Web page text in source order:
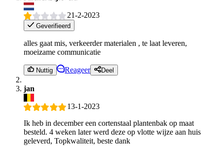
21-2-2023
Geverifieerd
alles gaat mis, verkeerder materialen , te laat leveren,
moeizame communicatie
Nuttig Reageer Deel
jan
13-1-2023
Ik heb in december een cortenstaal plantenbak op maat
besteld. 4 weken later werd deze op vlotte wijze aan huis
geleverd, Topkwaliteit, beste dank